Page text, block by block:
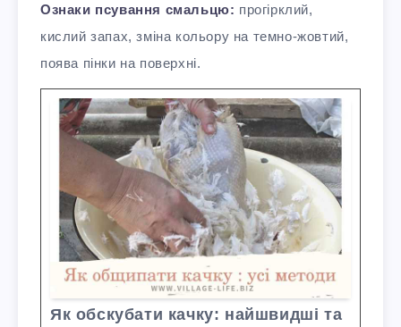
Ознаки псування смальцю: прогірклий,
кислий запах, зміна кольору на темно-жовтий,
поява пінки на поверхні.
Як обскубати качку: найшвидші та